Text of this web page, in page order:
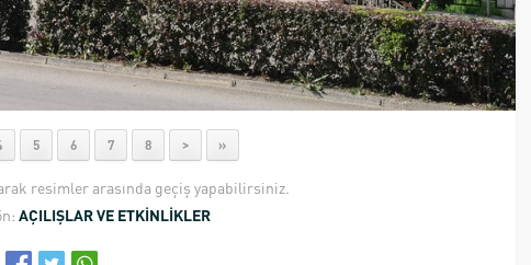
5 6 7 8 > »
resimler arasında geçiş yapabilirsiniz.
AÇILIŞLAR VE ETKİNLİKLER